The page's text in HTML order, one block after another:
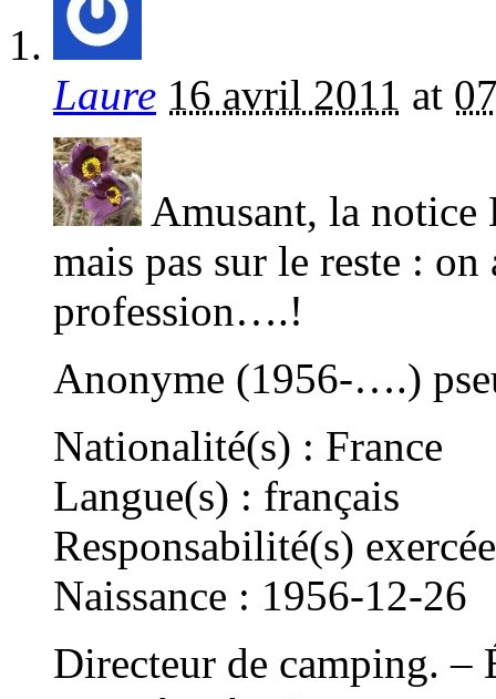
Laure 16 avril 2011 at
Amusant, la notice
mais pas sur le reste : on
profession….!
Anonyme (1956-….)
Nationalité(s) : France
Langue(s) : français
Responsabilité(s)
Naissance : 1956-12-26
Directeur de camping. –